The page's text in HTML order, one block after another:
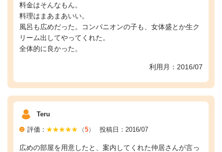
料金はそんなもん。
料理はまあまあいい。
風呂も広めだった。コンパニオンの子も、女体盛とか生ク
リーム出してやってくれた。
全体的に良かった。
利用月：2016/07
Teru
評価： （5） 投稿日：2016/07
広めの部屋を用意したと、案内してくれた仲居さんが言っ